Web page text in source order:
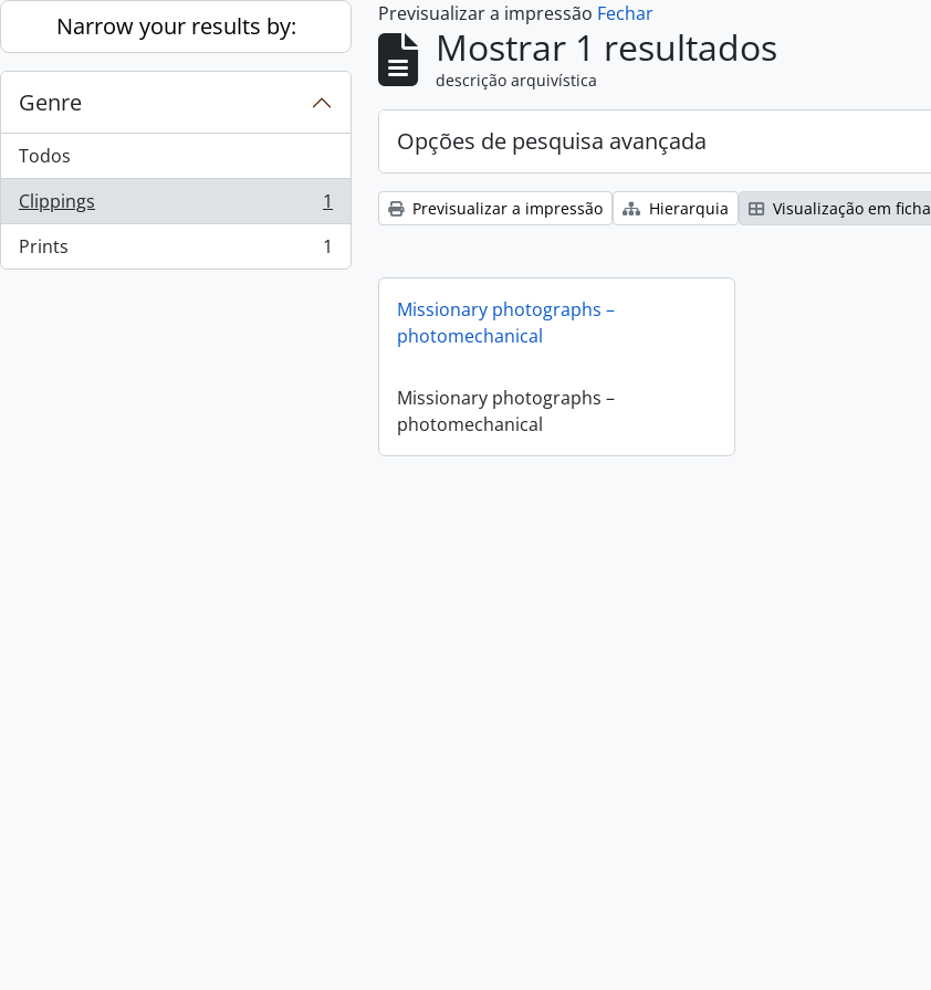
Skip to main content
Narrow your results by:
Genre
Todos
Clippings
, 1 resultados
1
Prints
, 1 resultados 1
Previsualizar a impressão Fechar
Mostrar 1 resultados
descrição arquivística
Opções de pesquisa avançada
Previsualizar a impressão Hierarquia Visualização em ficha
Missionary photographs –
photomechanical
Missionary photographs –
photomechanical